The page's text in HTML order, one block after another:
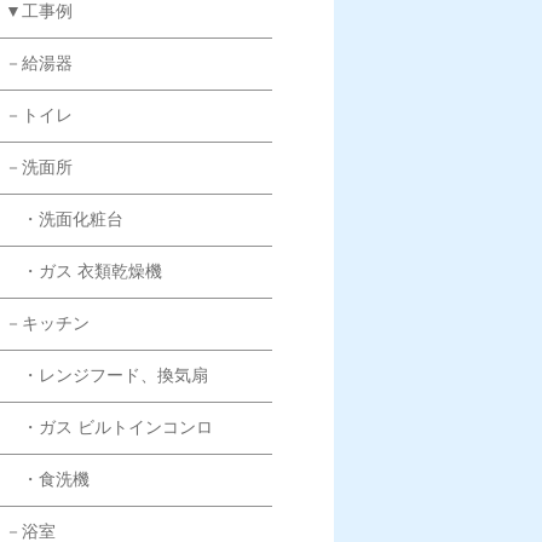
▼工事例
－給湯器
－トイレ
－洗面所
・洗面化粧台
・ガス 衣類乾燥機
－キッチン
・レンジフード、換気扇
・ガス ビルトインコンロ
・食洗機
－浴室